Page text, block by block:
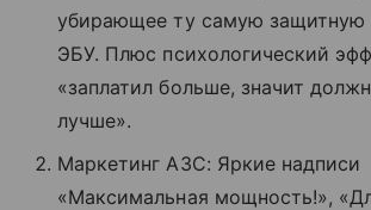
убирающее ту самую защитную
ЭБУ. Плюс психологический
«заплатил больше, значит
лучше».
Маркетинг АЗС: Яркие надписи
«Максимальная мощность!»,